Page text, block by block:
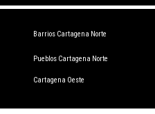
Barrios Cartagena Norte
Pueblos Cartagena Norte
Cartagena Oeste